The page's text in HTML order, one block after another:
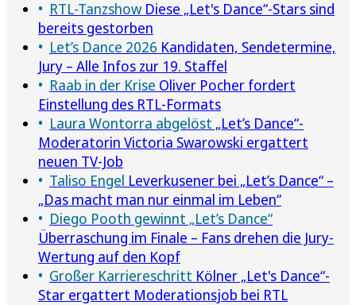
RTL-Tanzshow Diese „Let's Dance“-Stars sind
bereits gestorben
Let’s Dance 2026 Kandidaten, Sendetermine,
Jury – Alle Infos zur 19. Staffel
Raab in der Krise Oliver Pocher fordert
Einstellung des RTL-Formats
Laura Wontorra abgelöst „Let’s Dance“-
Moderatorin Victoria Swarowski ergattert
neuen TV-Job
Taliso Engel Leverkusener bei „Let’s Dance“ –
„Das macht man nur einmal im Leben“
Diego Pooth gewinnt „Let’s Dance“
Überraschung im Finale – Fans drehen die Jury-
Wertung auf den Kopf
Großer Karriereschritt Kölner „Let's Dance“-
Star ergattert Moderationsjob bei RTL